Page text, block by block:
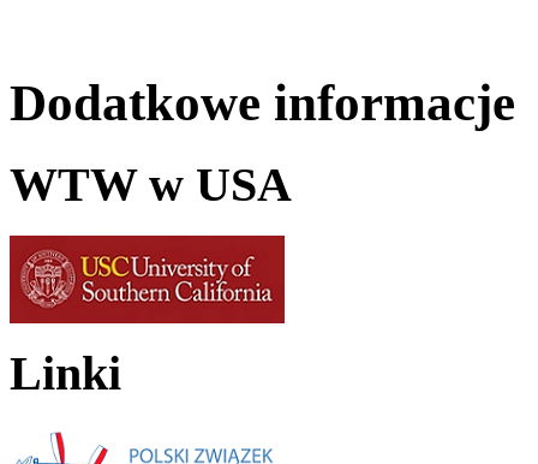
Dodatkowe informacje
WTW w USA
Linki